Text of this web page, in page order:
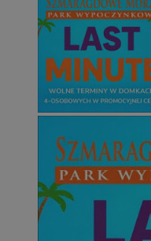
Niezbędne
Niezbędne pliki
takich jak
można
Nazwa